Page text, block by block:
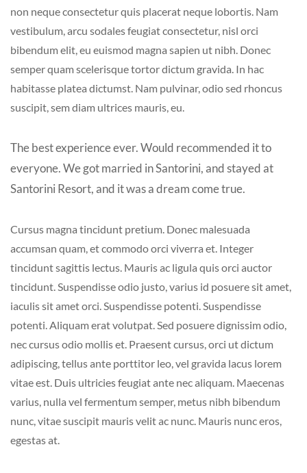
non neque consectetur quis placerat neque lobortis. Nam
vestibulum, arcu sodales feugiat consectetur, nisl orci
bibendum elit, eu euismod magna sapien ut nibh. Donec
semper quam scelerisque tortor dictum gravida. In hac
habitasse platea dictumst. Nam pulvinar, odio sed rhoncus
suscipit, sem diam ultrices mauris, eu.
The best experience ever. Would recommended it to
everyone. We got married in Santorini, and stayed at
Santorini Resort, and it was a dream come true.
Cursus magna tincidunt pretium. Donec malesuada
accumsan quam, et commodo orci viverra et. Integer
tincidunt sagittis lectus. Mauris ac ligula quis orci auctor
tincidunt. Suspendisse odio justo, varius id posuere sit amet,
iaculis sit amet orci. Suspendisse potenti. Suspendisse
potenti. Aliquam erat volutpat. Sed posuere dignissim odio,
nec cursus odio mollis et. Praesent cursus, orci ut dictum
adipiscing, tellus ante porttitor leo, vel gravida lacus lorem
vitae est. Duis ultricies feugiat ante nec aliquam. Maecenas
varius, nulla vel fermentum semper, metus nibh bibendum
nunc, vitae suscipit mauris velit ac nunc. Mauris nunc eros,
egestas at.